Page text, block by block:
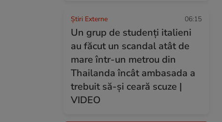
Știri Externe 06:15
Un grup de studenți italieni
au făcut un scandal atât de
mare într-un metrou din
Thailanda încât ambasada a
trebuit să-și ceară scuze |
VIDEO